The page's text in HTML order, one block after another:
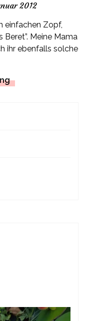
2012
einfachen Zopf,
Beret”. Meine Mama
ihr ebenfalls solche